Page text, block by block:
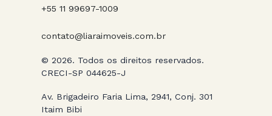
+55 11 99697-1009
contato@liaraimoveis.com.br
© 2026. Todos os direitos reservados.
CRECI-SP 044625-J
Av. Brigadeiro Faria Lima, 2941, Conj. 301
Itaim Bibi